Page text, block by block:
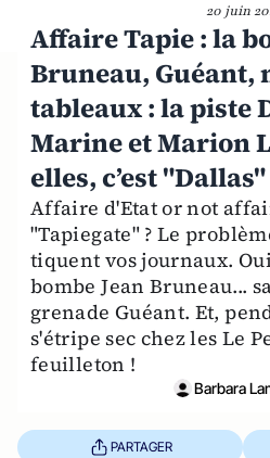
20 juin
Affaire Tapie : la
Bruneau, Guéant,
tableaux : la piste
Marine et Marion
elles, c’est "Dallas"
Affaire d'Etat or not
"Tapiegate" ? Le
tiquent vos journaux.
bombe Jean Bruneau...
grenade Guéant. Et,
s'étripe sec chez les Le
feuilleton !
Barbara
PARTAGER